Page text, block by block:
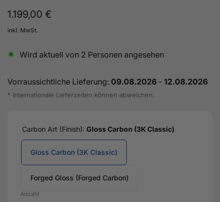
Normaler
Preis
1.199,00 €
inkl. MwSt.
Wird aktuell von 2 Personen angesehen
Vorraussichtliche Lieferung: 09.08.2026 - 12.08.2026
* Internationale Lieferzeiten können abweichen.
Carbon Art (Finish): Gloss Carbon (3K Classic)
Gloss Carbon (3K Classic)
Forged Gloss (Forged Carbon)
Anzahl